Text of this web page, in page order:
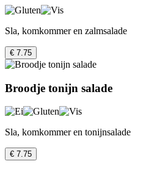
Sla, komkommer en zalmsalade
€ 7.75
Broodje tonijn salade
Sla, komkommer en tonijnsalade
€ 7.75